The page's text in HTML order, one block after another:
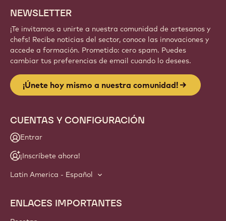
NEWSLETTER
¡Te invitamos a unirte a nuestra comunidad de artesanos y
chefs! Recibe noticias del sector, conoce las innovaciones y
accede a formación. Prometido: cero spam. Puedes
cambiar tus preferencias de email cuando lo desees.
¡Únete hoy mismo a nuestra comunidad!
CUENTAS Y CONFIGURACIÓN
Entrar
¡Inscríbete ahora!
Latin America - Español
Footer
Callebaut
ENLACES IMPORTANTES